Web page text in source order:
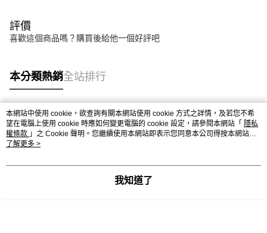
評價
喜歡這個商品嗎？購買後給他一個好評吧
本分類熱銷全站排行
熱門標籤
本網站中使用 cookie，欲查詢有關本網站使用 cookie 方式之詳情，及若您不希
望在電腦上使用 cookie 時應如何變更電腦的 cookie 設定，請參閱本網站「 隱私
權條款 」之 Cookie 聲明。您繼續使用本網站即表示您同意本公司得按本網站使
用條款之 Cookie 聲明使用 cookie。
了解更多 >
我知道了